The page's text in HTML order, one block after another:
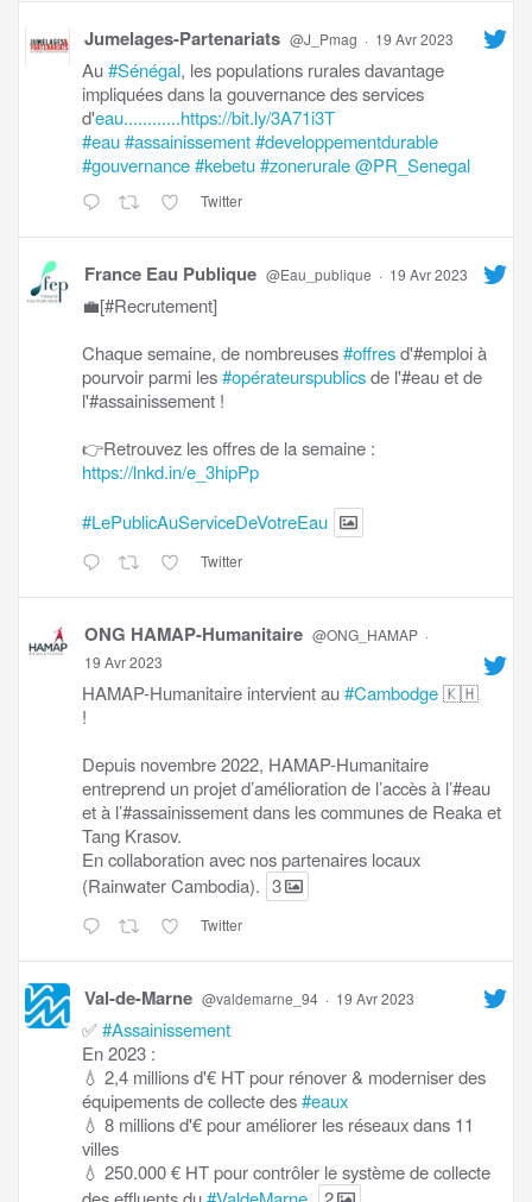
Jumelages-Partenariats @J_Pmag · 19 Avr 2023
Au#Sénégal, les populations rurales davantage
impliquées dans la gouvernance des services
d'eau............https://bit.ly/3A71i3T
#eau#assainissement#developpementdurable
#gouvernance#kebetu#zonerurale@PR_Senegal
Twitter
France Eau Publique @Eau_publique · 19 Avr 2023
💼[#Recrutement]
Chaque semaine, de nombreuses#offresd'#emploi à
pourvoir parmi les#opérateurspublicsde l'#eau et de
l'#assainissement !
👉Retrouvez les offres de la semaine :
https://lnkd.in/e_3hipPp
#LePublicAuServiceDeVotreEau
Twitter
ONG HAMAP-Humanitaire @ONG_HAMAP ·
19 Avr 2023
HAMAP-Humanitaire intervient au#Cambodge🇰🇭
!
Depuis novembre 2022, HAMAP-Humanitaire
entreprend un projet d’amélioration de l’accès à l’#eau
et à l’#assainissement dans les communes de Reaka et
Tang Krasov.
En collaboration avec nos partenaires locaux
(Rainwater Cambodia). 3
Twitter
Val-de-Marne @valdemarne_94 · 19 Avr 2023
✅#Assainissement
En 2023 :
💧 2,4 millions d'€ HT pour rénover & moderniser des
équipements de collecte des#eaux
💧 8 millions d'€ pour améliorer les réseaux dans 11
villes
💧 250.000 € HT pour contrôler le système de collecte